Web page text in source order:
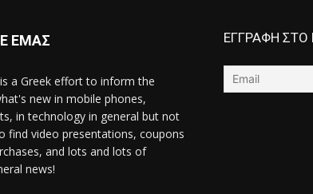
ΕΜΑΣ
a Greek effort to inform the
new in mobile phones,
in technology in general but not
find video presentations, coupons
and lots and lots of
news!
ΕΓΓΡΑΦΗ ΣΤΟ